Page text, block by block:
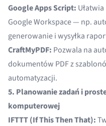
Google Apps Script:
Google Workspace — np.
generowanie i wysyłka
CraftMyPDF: Pozwala na
dokumentów PDF z
automatyzacji.
5. Planowanie zadań i
komputerowej
IFTTT (If This Then That):